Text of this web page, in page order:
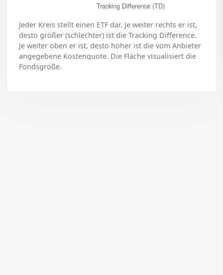
Tracking Difference (TD)
Jeder Kreis stellt einen ETF dar. Je weiter rechts er ist,
desto größer (schlechter) ist die Tracking Difference.
Je weiter oben er ist, desto höher ist die vom Anbieter
angegebene Kostenquote. Die Fläche visualisiert die
Fondsgröße.